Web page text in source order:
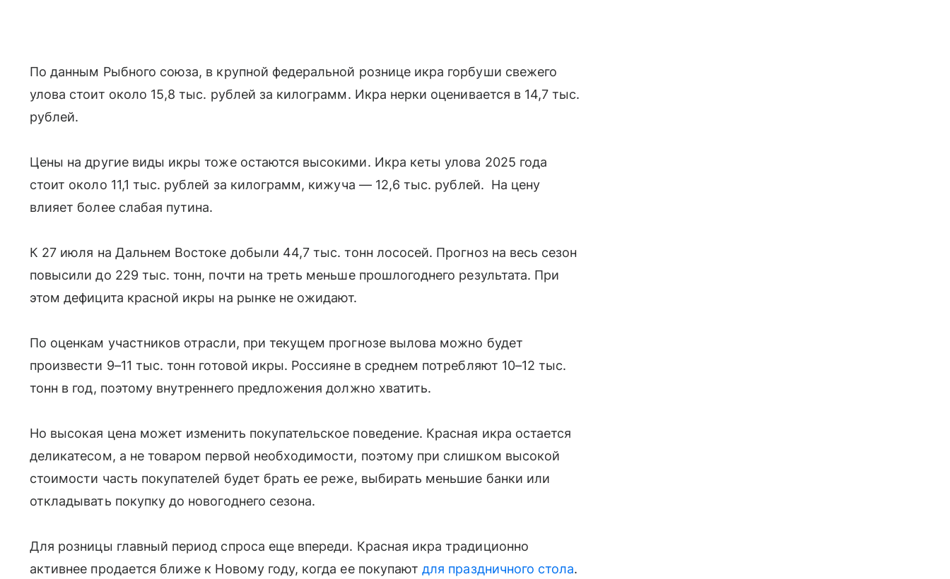
По данным Рыбного союза, в крупной федеральной рознице икра горбуши свежего
улова стоит около 15,8 тыс. рублей за килограмм. Икра нерки оценивается в 14,7 тыс.
рублей.
Цены на другие виды икры тоже остаются высокими. Икра кеты улова 2025 года
стоит около 11,1 тыс. рублей за килограмм, кижуча — 12,6 тыс. рублей. На цену
влияет более слабая путина.
К 27 июля на Дальнем Востоке добыли 44,7 тыс. тонн лососей. Прогноз на весь сезон
повысили до 229 тыс. тонн, почти на треть меньше прошлогоднего результата. При
этом дефицита красной икры на рынке не ожидают.
По оценкам участников отрасли, при текущем прогнозе вылова можно будет
произвести 9–11 тыс. тонн готовой икры. Россияне в среднем потребляют 10–12 тыс.
тонн в год, поэтому внутреннего предложения должно хватить.
Но высокая цена может изменить покупательское поведение. Красная икра остается
деликатесом, а не товаром первой необходимости, поэтому при слишком высокой
стоимости часть покупателей будет брать ее реже, выбирать меньшие банки или
откладывать покупку до новогоднего сезона.
Для розницы главный период спроса еще впереди. Красная икра традиционно
активнее продается ближе к Новому году, когда ее покупаютдля праздничного стола.